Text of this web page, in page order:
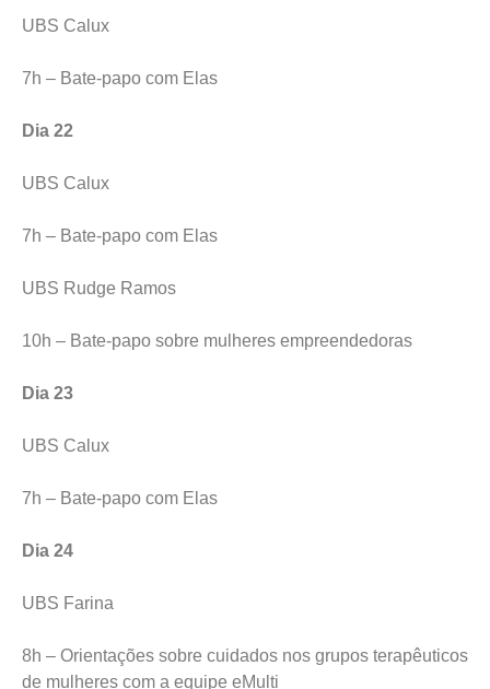
UBS Calux
7h – Bate-papo com Elas
Dia 22
UBS Calux
7h – Bate-papo com Elas
UBS Rudge Ramos
10h – Bate-papo sobre mulheres empreendedoras
Dia 23
UBS Calux
7h – Bate-papo com Elas
Dia 24
UBS Farina
8h – Orientações sobre cuidados nos grupos terapêuticos
de mulheres com a equipe eMulti